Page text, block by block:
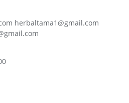
herbaltama1@gmail.com